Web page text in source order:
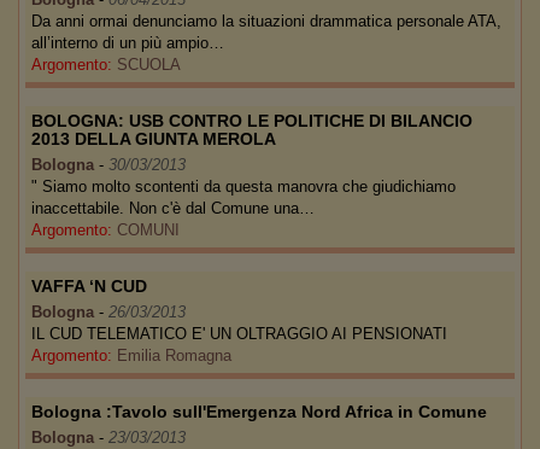
Da anni ormai denunciamo la situazioni drammatica personale ATA,
all’interno di un più ampio…
Argomento: SCUOLA
BOLOGNA: USB CONTRO LE POLITICHE DI BILANCIO
2013 DELLA GIUNTA MEROLA
Bologna - 30/03/2013
" Siamo molto scontenti da questa manovra che giudichiamo
inaccettabile. Non c'è dal Comune una…
Argomento: COMUNI
VAFFA ‘N CUD
Bologna - 26/03/2013
IL CUD TELEMATICO E' UN OLTRAGGIO AI PENSIONATI
Argomento: Emilia Romagna
Bologna :Tavolo sull'Emergenza Nord Africa in Comune
Bologna - 23/03/2013